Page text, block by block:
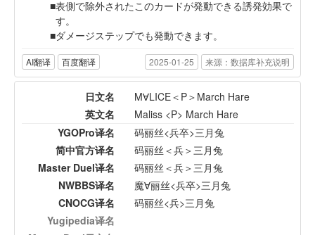
表側で除外されたこのカードが発動できる誘発効果で
す。
ダメージステップでも発動できます。
AI翻译 百度翻译 2025-01-25 来源：数据库补充说明
日文名
M∀LICE＜P＞March Hare
英文名
Maliss <P> March Hare
YGOPro译名
码丽丝<兵卒>三月兔
简中官方译名
码丽丝＜兵＞三月兔
Master Duel译名
码丽丝＜兵＞三月兔
NWBBS译名
魔∀丽丝<兵卒>三月兔
CNOCG译名
码丽丝<兵>三月兔
Yugipedia译名